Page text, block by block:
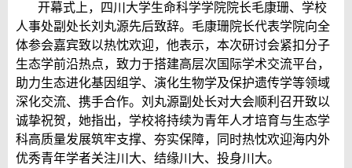
开幕式上，四川大学生命科学学院院长毛康珊、学校
人事处副处长刘丸源先后致辞。毛康珊院长代表学院向全
体参会嘉宾致以热忱欢迎，他表示，本次研讨会紧扣分子
生态学前沿热点，致力于搭建高层次国际学术交流平台，
助力生态进化基因组学、演化生物学及保护遗传学等领域
深化交流、携手合作。刘丸源副处长对大会顺利召开致以
诚挚祝贺，她指出，学校将持续为青年人才培育与生态学
科高质量发展筑牢支撑、夯实保障，同时热忱欢迎海内外
优秀青年学者关注川大、结缘川大、投身川大。